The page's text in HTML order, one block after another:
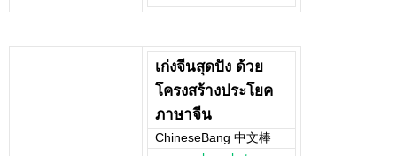
เก่งจีนสุดปัง ด้วย
โครงสร้างประโยค
ภาษาจีน
ChineseBang 中文棒